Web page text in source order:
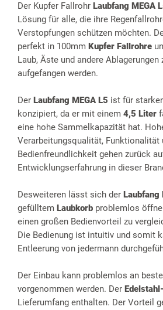
Der Kupfer Fallrohr Laubfang MEGA
Lösung für alle, die ihre
Verstopfungen schützen möchten.
perfekt in 100mm Kupfer Fallrohre
Laub, Äste und andere Ablagerungen
aufgefangen werden.
Der Laubfang MEGA L5 ist für
konzipiert, da er mit einem 4,5 Liter
eine hohe Sammelkapazität hat.
Verarbeitungsqualität, Funktionalität
Bedienfreundlichkeit gehen zurück
Entwicklungserfahrung in dieser
Desweiteren lässt sich der Laubfang
gefülltem Laubkorb problemlos
einen großen Bedienvorteil zu
Die Bedienung ist intuitiv und somit
Entleerung von jedermann
Der Einbau kann problemlos an
vorgenommen werden. Der
Lieferumfang enthalten. Der Vorteil